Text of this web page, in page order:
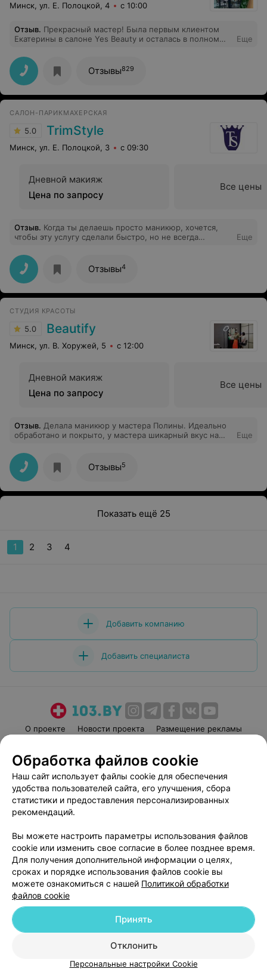
Минск, ул. Е. Полоцкой, 4 с 10:00
Отзыв. Прекрасный мастер! Была первым клиентом
Екатерины в салоне Yes Beauty и осталась в полном
расслабилась на 100% от нежных прикосновений рук
Екатерины. Очень рекомендую. Вернусь ещё.
Еще
Отзывы829
САЛОН-ПАРИКМАХЕРСКАЯ
5.0 TrimStyle
Минск, ул. Е. Полоцкой, 3 с 09:30
Дневной макияж
Цена по запросу
Все цены
Отзыв. Когда ты делаешь просто маникюр, хочется,
чтобы эту услугу сделали быстро, но не всегда
минут я получила идеальный маникюр! Спасибо
мастеру Карине!
Еще
Отзывы4
СТУДИЯ КРАСОТЫ
5.0 Beautify
Минск, ул. В. Хоружей, 5 с 12:00
Дневной макияж
Цена по запросу
Все цены
Отзыв. Делала маникюр у мастера Полины. Идеально
обработано и покрыто, у мастера шикарный вкус на
довольна
Еще
Отзывы5
Показать ещё 25
1 2 3 4
Добавить компанию
Добавить специалиста
О проекте Новости проекта
Размещение рекламы
Пользовательское соглашение
Способы оплаты
Вакансии
Партнеры
Написать руководителю 103.by
Обработка персональных данных
© 2026 ООО «Артокс Лаб», УНП 191700409
| 220012, Республика Беларусь,
г. Минск, улица Толбухина, 2, пом. 16 | help@103.by
Служба поддержки +375 291212755
Обработка файлов cookie
Наш сайт использует файлы cookie для обеспечения
удобства пользователей сайта, его улучшения, сбора
статистики и предоставления персонализированных
рекомендаций.
Вы можете настроить параметры использования файлов
cookie или изменить свое согласие в более позднее время.
Для получения дополнительной информации о целях,
сроках и порядке использования файлов cookie вы
можете ознакомиться с нашей Политикой обработки
файлов cookie
Отклонить
Принять
Персональные настройки Cookie